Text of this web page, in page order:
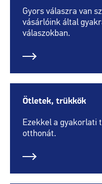
Gyors válaszra van
vásárlóink által
válaszokban.
Ötletek, trükkök
Ezekkel a gyakorlati
otthonát.